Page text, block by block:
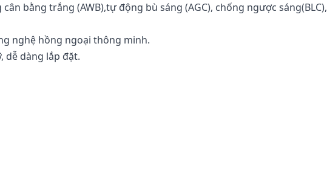
bằng trắng (AWB),tự động bù sáng (AGC), chống ngược sáng(BLC),
nghệ hồng ngoại thông minh.
dễ dàng lắp đặt.